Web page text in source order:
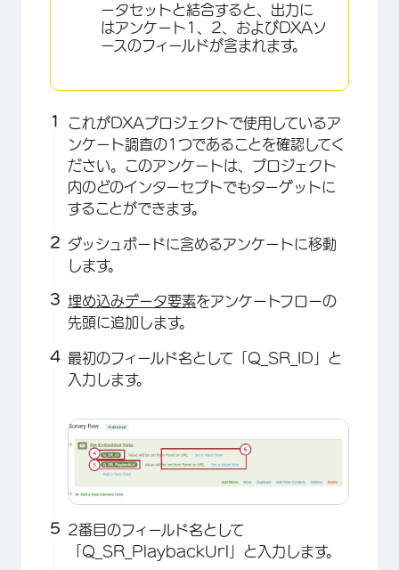
ータセットと結合すると、出力に
はアンケート1、2、およびDXAソ
ースのフィールドが含まれます。
これがDXAプロジェクトで使用しているア
ンケート調査の1つであることを確認してく
ださい。このアンケートは、プロジェクト
内のどのインターセプトでもターゲットに
することができます。
ダッシュボードに含めるアンケートに移動
します。
埋め込みデータ要素をアンケートフローの
先頭に追加します。
最初のフィールド名として「Q_SR_ID」と
入力します。
2番目のフィールド名として
「Q_SR_PlaybackUrl」と入力します。